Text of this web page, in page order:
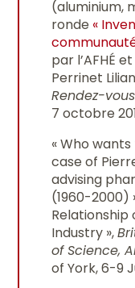
(aluminium,
ronde «
par l’AFHÉ
Perrinet
Rendez-
7 octobre
« Who
case of
advising
(1960-2000)
Industry »,
of Science,
of York, 6-9